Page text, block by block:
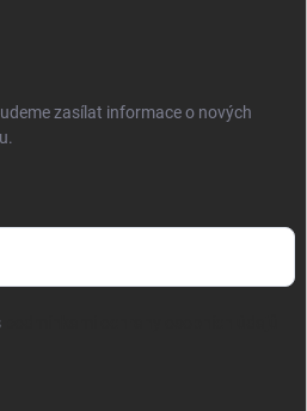
zasílat informace o nových